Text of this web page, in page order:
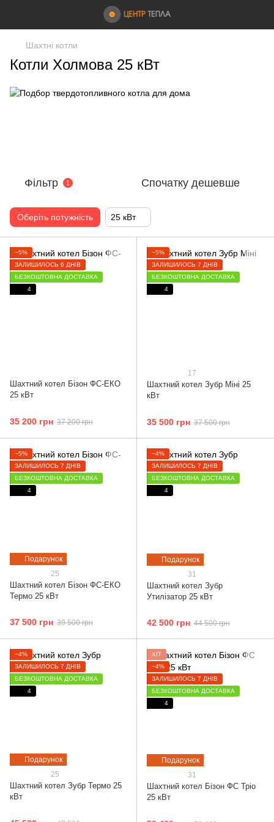
Шахтні котли
Котли Холмова 25 кВт
Фільтр 1 Спочатку дешевше
Оберіть потужність 25 кВт
−5%
ЗАЛИШИЛОСЬ 6 ДНІВ
БЕЗКОШТОВНА ДОСТАВКА
4
Шахтний котел Бізон ФС-ЕКО
25 кВт
35 200 грн 37 200 грн
−5%
ЗАЛИШИЛОСЬ 7 ДНІВ
БЕЗКОШТОВНА ДОСТАВКА
4
17
Шахтний котел Зубр Міні 25
кВт
35 500 грн 37 500 грн
Подарунок
−5%
ЗАЛИШИЛОСЬ 7 ДНІВ
БЕЗКОШТОВНА ДОСТАВКА
4
25
Шахтний котел Бізон ФС-ЕКО
Термо 25 кВт
37 500 грн 39 500 грн
Подарунок
−4%
ЗАЛИШИЛОСЬ 7 ДНІВ
БЕЗКОШТОВНА ДОСТАВКА
4
31
Шахтний котел Зубр
Утилізатор 25 кВт
42 500 грн 44 500 грн
Подарунок
−4%
ЗАЛИШИЛОСЬ 7 ДНІВ
БЕЗКОШТОВНА ДОСТАВКА
4
25
Шахтний котел Зубр Термо 25
кВт
Подарунок
ХІТ
−4%
ЗАЛИШИЛОСЬ 7 ДНІВ
БЕЗКОШТОВНА ДОСТАВКА
4
31
Шахтний котел Бізон ФС Тріо
25 кВт